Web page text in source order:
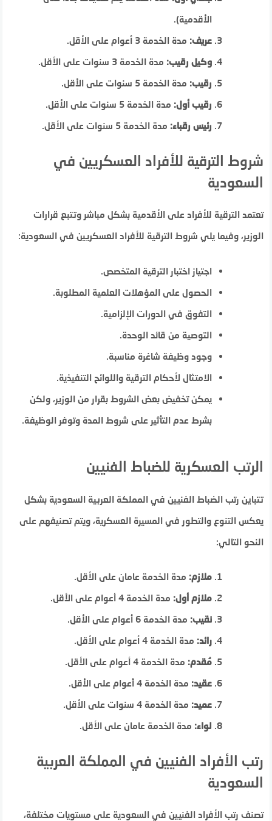
الأقدمية).
عريف: مدة الخدمة 3 أعوام على الأقل.
وكيل رقيب: مدة الخدمة 3 سنوات على الأقل.
رقيب: مدة الخدمة 5 سنوات على الأقل.
رقيب أول: مدة الخدمة 5 سنوات على الأقل.
رئيس رقباء: مدة الخدمة 5 سنوات على الأقل.
شروط الترقية للأفراد العسكريين في
السعودية
تعتمد الترقية للأفراد على الأقدمية بشكل مباشر وتتبع قرارات
الوزير، وفيما يلي شروط الترقية للأفراد العسكريين في السعودية:
اجتياز اختبار الترقية المتخصص.
الحصول على المؤهلات العلمية المطلوبة.
التفوق في الدورات الإلزامية.
التوصية من قائد الوحدة.
وجود وظيفة شاغرة مناسبة.
الامتثال لأحكام الترقية واللوائح التنفيذية.
يمكن تخفيض بعض الشروط بقرار من الوزير، ولكن
بشرط عدم التأثير على شروط المدة وتوفر الوظيفة.
الرتب العسكرية للضباط الفنيين
تتباين رتب الضباط الفنيين في المملكة العربية السعودية بشكل
يعكس التنوع والتطور في المسيرة العسكرية، ويتم تصنيفهم على
النحو التالي:
ملازم: مدة الخدمة عامان على الأقل.
ملازم أول: مدة الخدمة 4 أعوام على الأقل.
نقيب: مدة الخدمة 6 أعوام على الأقل.
رائد: مدة الخدمة 4 أعوام على الأقل.
مُقدم: مدة الخدمة 4 أعوام على الأقل.
عقيد: مدة الخدمة 4 أعوام على الأقل.
عميد: مدة الخدمة 4 سنوات على الأقل.
لواء: مدة الخدمة عامان على الأقل.
رتب الأفراد الفنيين في المملكة العربية
السعودية
تصنف رتب الأفراد الفنيين في السعودية على مستويات مختلفة،